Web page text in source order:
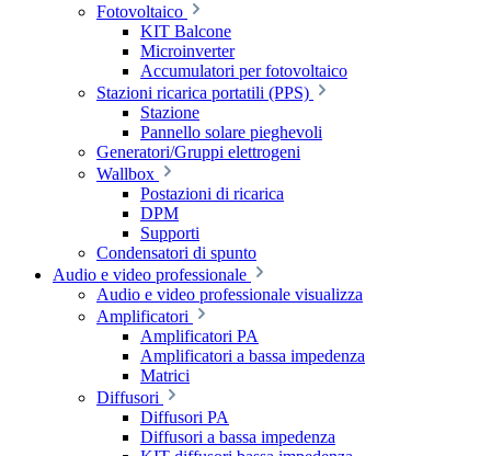
Fotovoltaico
KIT Balcone
Microinverter
Accumulatori per fotovoltaico
Stazioni ricarica portatili (PPS)
Stazione
Pannello solare pieghevoli
Generatori/Gruppi elettrogeni
Wallbox
Postazioni di ricarica
DPM
Supporti
Condensatori di spunto
Audio e video professionale
Audio e video professionale visualizza
Amplificatori
Amplificatori PA
Amplificatori a bassa impedenza
Matrici
Diffusori
Diffusori PA
Diffusori a bassa impedenza